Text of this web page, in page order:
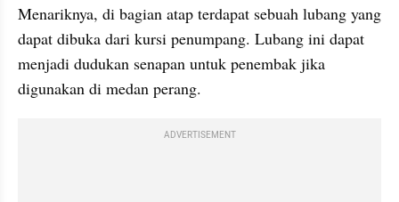
Menariknya, di bagian atap terdapat sebuah lubang yang
dapat dibuka dari kursi penumpang. Lubang ini dapat
menjadi dudukan senapan untuk penembak jika
digunakan di medan perang.
ADVERTISEMENT